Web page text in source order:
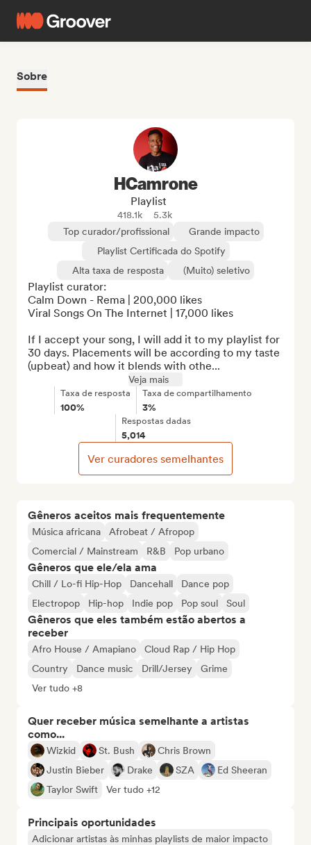
Sobre
Gêneros aceitos mais frequentemente
Música africana
Afrobeat / Afropop
Comercial / Mainstream
R&B Pop urbano
Gêneros que ele/ela ama
Chill / Lo-fi Hip-Hop Dancehall
Dance pop
Electropop
Hip-hop Indie pop Pop soul Soul
Gêneros que eles também estão abertos a
receber
Afro House / Amapiano
Cloud Rap / Hip Hop
Country
Dance music Drill/Jersey
Grime
Ver tudo +8
Quer receber música semelhante a artistas
como...
Wizkid St. Bush
Chris Brown
Justin Bieber
Drake SZA
Ed Sheeran
Taylor Swift
Ver tudo +12
Principais oportunidades
Adicionar artistas às minhas playlists de maior impacto
HCamrone
Playlist
418.1k
5.3k
Top curador/profissional
Grande impacto
Playlist Certificada do Spotify
Alta taxa de resposta
(Muito) seletivo
Playlist curator:
Calm Down - Rema | 200,000 likes
Viral Songs On The Internet | 17,000 likes
If I accept your song, I will add it to my playlist for
30 days. Placements will be according to my taste
(upbeat) and how it blends with othe...
Veja mais
Taxa de resposta
100%
Taxa de compartilhamento
3%
Respostas dadas
5,014
Ver curadores semelhantes